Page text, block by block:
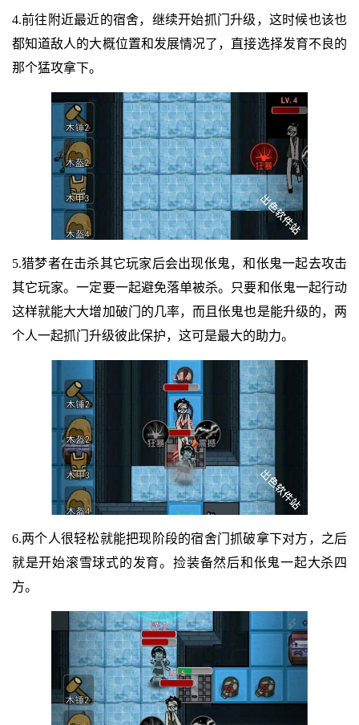
4.前往附近最近的宿舍，继续开始抓门升级，这时候也该也
都知道敌人的大概位置和发展情况了，直接选择发育不良的
那个猛攻拿下。
5.猎梦者在击杀其它玩家后会出现伥鬼，和伥鬼一起去攻击
其它玩家。一定要一起避免落单被杀。只要和伥鬼一起行动
这样就能大大增加破门的几率，而且伥鬼也是能升级的，两
个人一起抓门升级彼此保护，这可是最大的助力。
6.两个人很轻松就能把现阶段的宿舍门抓破拿下对方，之后
就是开始滚雪球式的发育。捡装备然后和伥鬼一起大杀四
方。